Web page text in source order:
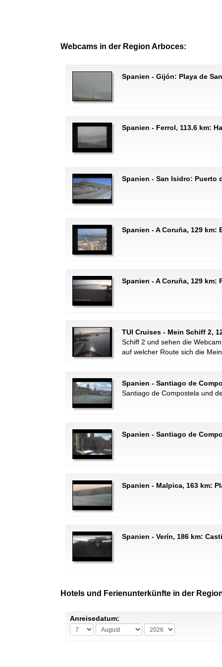
Webcams in der Region Arboces:
Spanien - Gijón: Playa de
Spanien - Ferrol, 113.6 km:
Spanien - San Isidro: Puerto
Spanien - A Coruña, 129 km:
Spanien - A Coruña, 129 km:
TUI Cruises - Mein Schiff 2,
Schiff 2 und sehen die
auf welcher Route sich die
Spanien - Santiago de
Santiago de Compostela und
Spanien - Santiago de
Spanien - Malpica, 163 km:
Spanien - Verín, 186 km:
Hotels und Ferienunterkünfte in der
Anreisedatum: